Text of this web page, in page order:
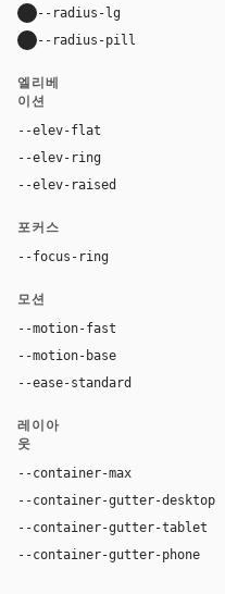
--radius-lg
--radius-pill
엘리베
이션
--elev-flat
--elev-ring
--elev-raised
포커스
--focus-ring
모션
--motion-fast
--motion-base
--ease-standard
레이아
웃
--container-max
--container-gutter-desktop
--container-gutter-tablet
--container-gutter-phone